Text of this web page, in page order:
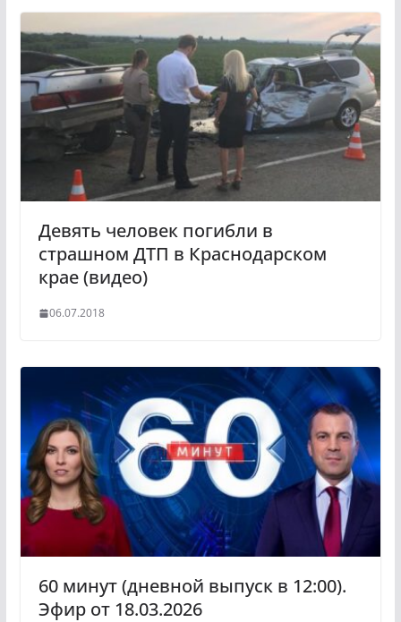
Девять человек погибли в
страшном ДТП в Краснодарском
крае (видео)
06.07.2018
60 минут (дневной выпуск в 12:00).
Эфир от 18.03.2026